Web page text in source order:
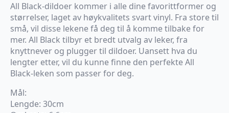
All Black-dildoer kommer i alle dine favorittformer og
størrelser, laget av høykvalitets svart vinyl. Fra store til
små, vil disse lekene få deg til å komme tilbake for
mer. All Black tilbyr et bredt utvalg av leker, fra
knyttnever og plugger til dildoer. Uansett hva du
lengter etter, vil du kunne finne den perfekte All
Black-leken som passer for deg.
Mål:
Lengde: 30cm